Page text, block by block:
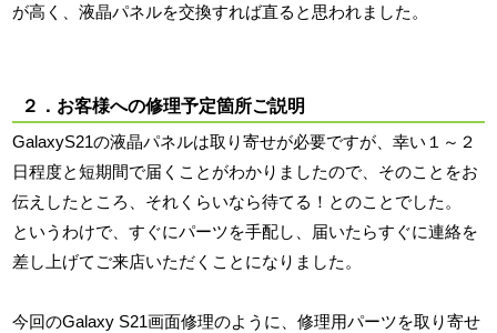
が高く、液晶パネルを交換すれば直ると思われました。
２．お客様への修理予定箇所ご説明
GalaxyS21の液晶パネルは取り寄せが必要ですが、幸い１～２
日程度と短期間で届くことがわかりましたので、そのことをお
伝えしたところ、それくらいなら待てる！とのことでした。
というわけで、すぐにパーツを手配し、届いたらすぐに連絡を
差し上げてご来店いただくことになりました。
今回のGalaxy S21画面修理のように、修理用パーツを取り寄せ